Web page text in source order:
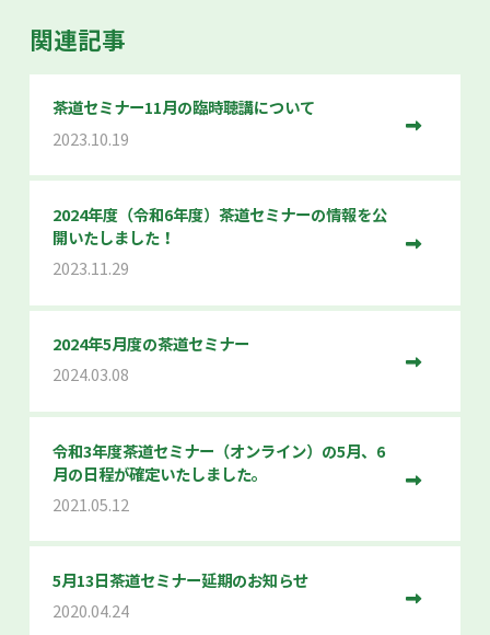
関連記事
茶道セミナー11月の臨時聴講について
2023.10.19
2024年度（令和6年度）茶道セミナーの情報を公
開いたしました！
2023.11.29
2024年5月度の茶道セミナー
2024.03.08
令和3年度茶道セミナー（オンライン）の5月、6
月の日程が確定いたしました。
2021.05.12
5月13日茶道セミナー延期のお知らせ
2020.04.24